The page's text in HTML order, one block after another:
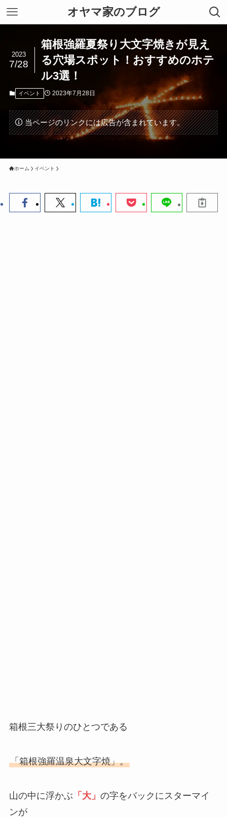
オヤマ家のブログ
箱根強羅夏祭り大文字焼きが見え
る穴場スポット！おすすめのホテ
ル3選！
2023
7/28
イベント 2023年7月28日
当ページのリンクには広告が含まれています。
ホーム イベント
箱根三大祭りのひとつである
「箱根強羅温泉大文字焼」。
山の中に浮かぶ 「大」 の字をバックにスターマイ
ンが